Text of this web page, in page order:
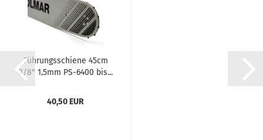
Führungsschiene 45cm
3/8" 1,5mm PS-6400 bis...
40,50 EUR